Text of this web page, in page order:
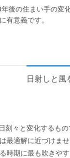
後の住まい手の変
有意義です。
日射しと風
刻々と変化するも
最適解に近づけませ
時期に最も吹きや